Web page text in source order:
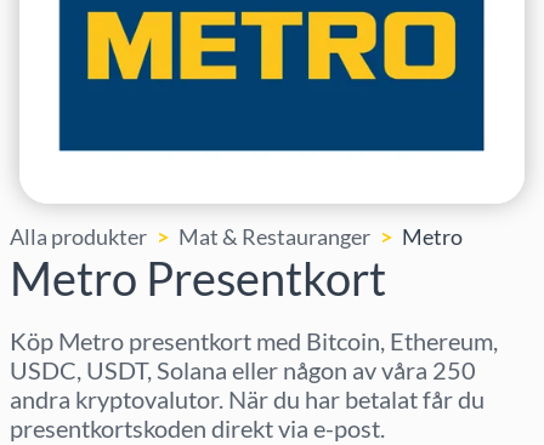
Alla produkter Mat & Restauranger Metro
Metro Presentkort
Köp Metro presentkort med Bitcoin, Ethereum,
USDC, USDT, Solana eller någon av våra 250
andra kryptovalutor. När du har betalat får du
presentkortskoden direkt via e-post.